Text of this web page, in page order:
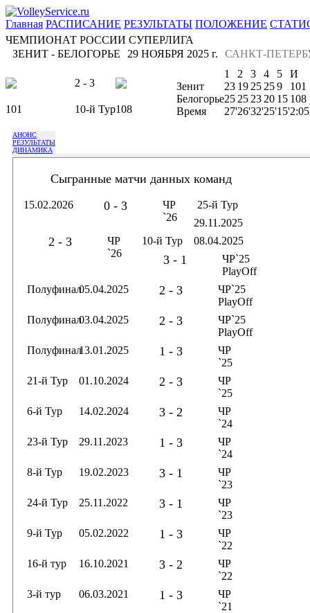
Главная РАСПИСАНИЕ РЕЗУЛЬТАТЫ ПОЛОЖЕНИЕ
ЧЕМПИОНАТ РОССИИ СУПЕРЛИГА
ЗЕНИТ - БЕЛОГОРЬЕ
САНКТ-
29 НОЯБРЯ 2025 г.
2 - 3
101 10-й Тур108
1 2 3 4 5
И
Зенит
23 19 25 259
101
Белогорье25 25 23 20 15 108
Время
27'26'32'25'15'2:05
АНОНС
РЕЗУЛЬТАТЫ
ДИНАМИКА
Сыгранные матчи данных команд
15.02.2026 0 - 3
ЧР
`26
25-й Тур
29.11.2025
2 - 3
ЧР
`26
10-й Тур 08.04.2025
3 - 1
ЧР`25
PlayOff
Полуфинал05.04.2025 2 - 3
ЧР`25
PlayOff
Полуфинал03.04.2025 2 - 3
ЧР`25
PlayOff
Полуфинал13.01.2025 1 - 3
ЧР
`25
21-й Тур
01.10.2024 2 - 3
ЧР
`25
6-й Тур
14.02.2024 3 - 2
ЧР
`24
23-й Тур
29.11.2023 1 - 3
ЧР
`24
8-й Тур
19.02.2023 3 - 1
ЧР
`23
24-й Тур
25.11.2022 3 - 1
ЧР
`23
9-й Тур
05.02.2022 1 - 3
ЧР
`22
16-й тур
16.10.2021 3 - 2
ЧР
`22
3-й тур
06.03.2021 1 - 3
ЧР
`21